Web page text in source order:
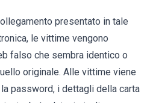
presentato in tale
le vittime vengono
falso che sembra identico o
originale. Alle vittime viene
password, i dettagli della carta